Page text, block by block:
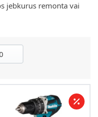
jebkurus remonta vai